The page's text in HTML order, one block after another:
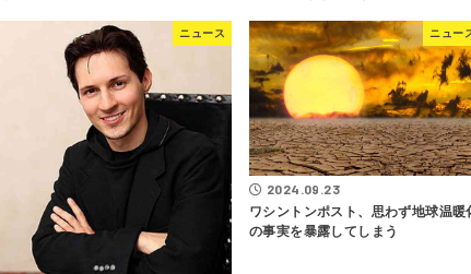
ニュース ニュー
2024.09.23
ワシントンポスト、思わず地球温暖
の事実を暴露してしまう